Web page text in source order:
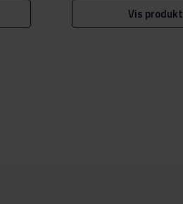
Vis produkt